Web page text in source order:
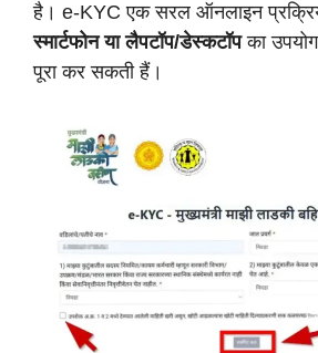
है। e-KYC एक सरल ऑनलाइन
स्मार्टफोन या लैपटॉप/डेस्कटॉपका
पूरा कर सकती हैं।